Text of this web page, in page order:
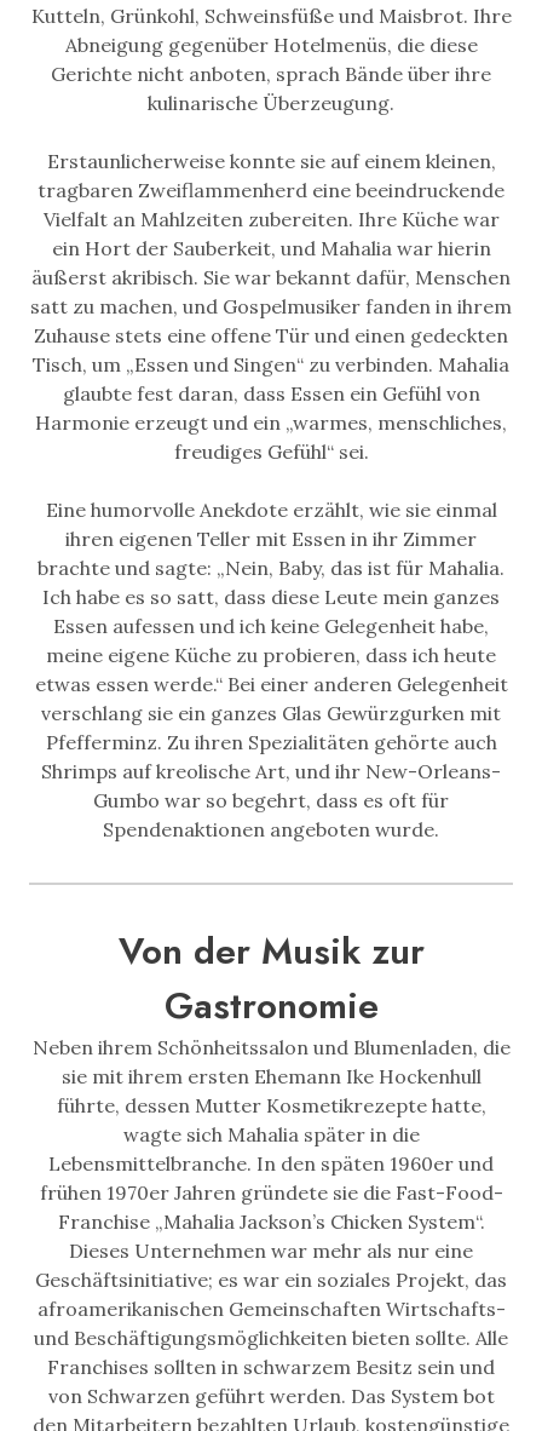
Kutteln, Grünkohl, Schweinsfüße und Maisbrot. Ihre
Abneigung gegenüber Hotelmenüs, die diese
Gerichte nicht anboten, sprach Bände über ihre
kulinarische Überzeugung.
Erstaunlicherweise konnte sie auf einem kleinen,
tragbaren Zweiflammenherd eine beeindruckende
Vielfalt an Mahlzeiten zubereiten. Ihre Küche war
ein Hort der Sauberkeit, und Mahalia war hierin
äußerst akribisch. Sie war bekannt dafür, Menschen
satt zu machen, und Gospelmusiker fanden in ihrem
Zuhause stets eine offene Tür und einen gedeckten
Tisch, um „Essen und Singen“ zu verbinden. Mahalia
glaubte fest daran, dass Essen ein Gefühl von
Harmonie erzeugt und ein „warmes, menschliches,
freudiges Gefühl“ sei.
Eine humorvolle Anekdote erzählt, wie sie einmal
ihren eigenen Teller mit Essen in ihr Zimmer
brachte und sagte: „Nein, Baby, das ist für Mahalia.
Ich habe es so satt, dass diese Leute mein ganzes
Essen aufessen und ich keine Gelegenheit habe,
meine eigene Küche zu probieren, dass ich heute
etwas essen werde.“ Bei einer anderen Gelegenheit
verschlang sie ein ganzes Glas Gewürzgurken mit
Pfefferminz. Zu ihren Spezialitäten gehörte auch
Shrimps auf kreolische Art, und ihr New-Orleans-
Gumbo war so begehrt, dass es oft für
Spendenaktionen angeboten wurde.
Von der Musik zur
Gastronomie
Neben ihrem Schönheitssalon und Blumenladen, die
sie mit ihrem ersten Ehemann Ike Hockenhull
führte, dessen Mutter Kosmetikrezepte hatte,
wagte sich Mahalia später in die
Lebensmittelbranche. In den späten 1960er und
frühen 1970er Jahren gründete sie die Fast-Food-
Franchise „Mahalia Jackson’s Chicken System“.
Dieses Unternehmen war mehr als nur eine
Geschäftsinitiative; es war ein soziales Projekt, das
afroamerikanischen Gemeinschaften Wirtschafts-
und Beschäftigungsmöglichkeiten bieten sollte. Alle
Franchises sollten in schwarzem Besitz sein und
von Schwarzen geführt werden. Das System bot
den Mitarbeitern bezahlten Urlaub, kostengünstige